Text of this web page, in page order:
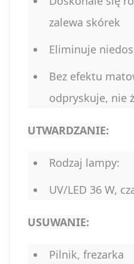
zalewa skórek
Eliminuje
Bez efektu
odpryskuje, nie
UTWARDZANIE:
Rodzaj lampy:
UV/LED 36 W,
USUWANIE:
Pilnik, frezarka